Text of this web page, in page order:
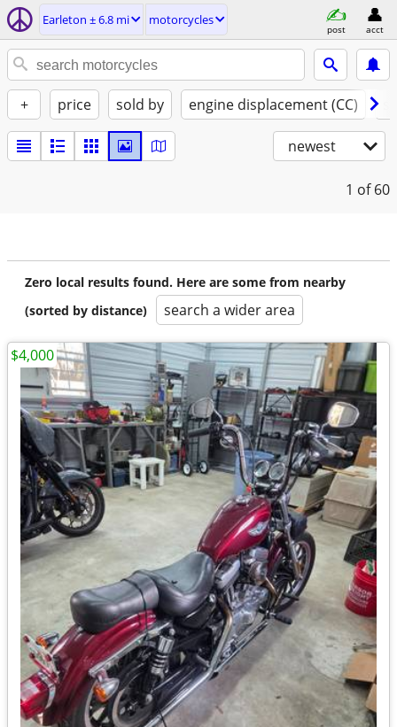
Earleton ± 6.8 mi motorcycles
post acct
+ price sold by engine displacement (CC)
newest
1 of 60
Zero local results found. Here are some from nearby
(sorted by distance)
search a wider area
$4,000